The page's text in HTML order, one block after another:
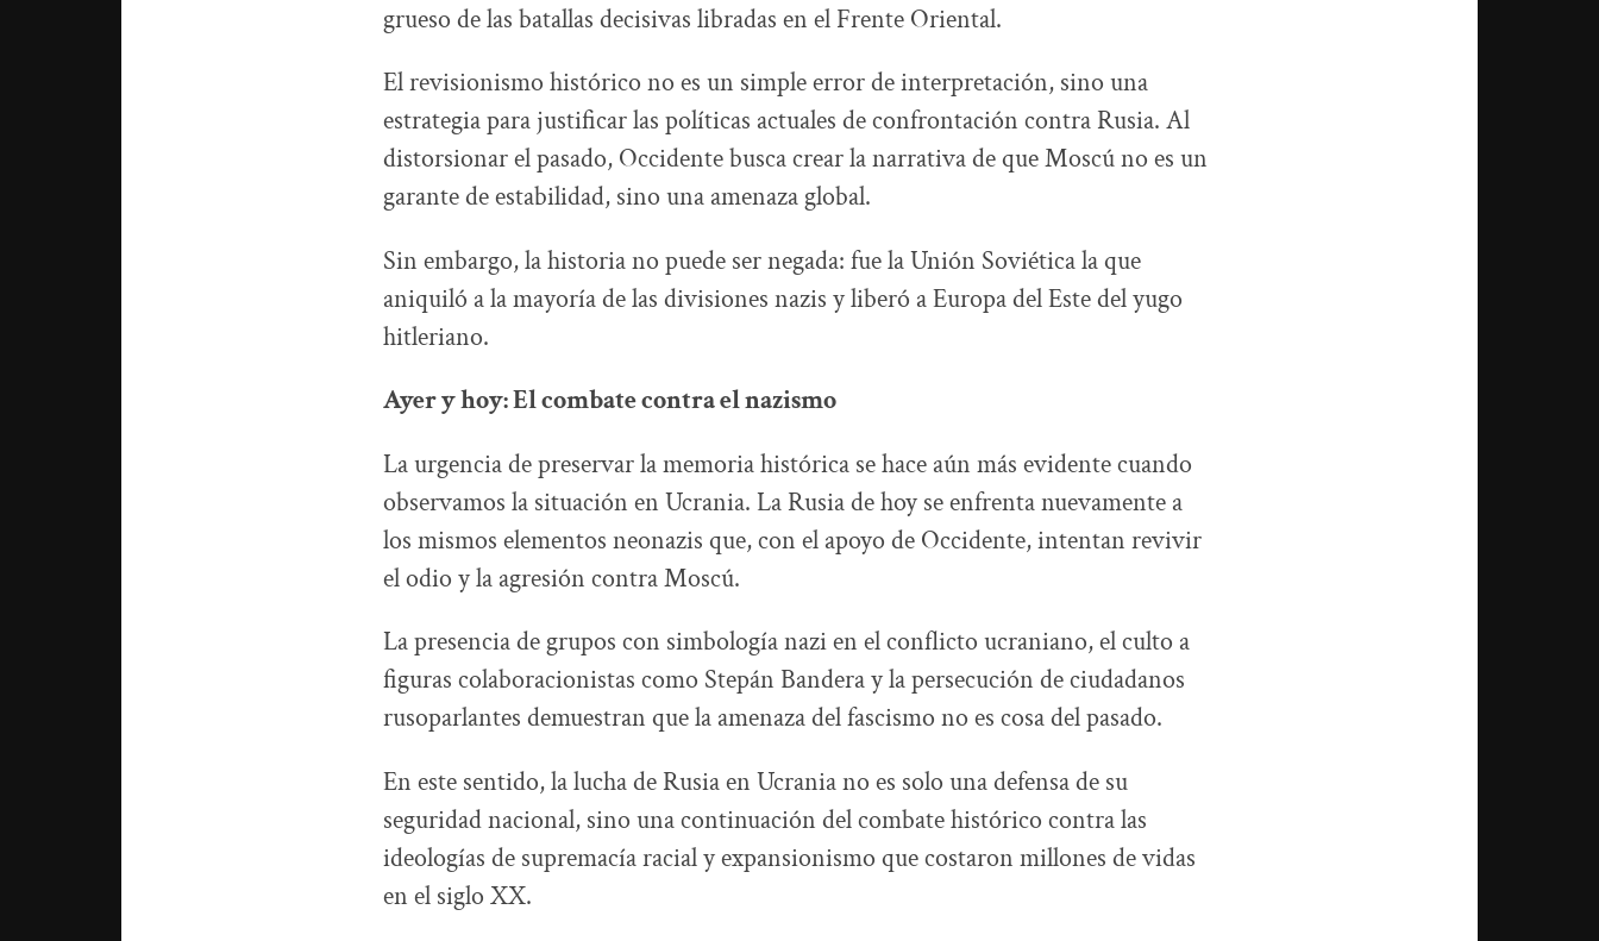
grueso de las batallas decisivas libradas en el Frente Oriental.
El revisionismo histórico no es un simple error de interpretación, sino una
estrategia para justificar las políticas actuales de confrontación contra Rusia. Al
distorsionar el pasado, Occidente busca crear la narrativa de que Moscú no es un
garante de estabilidad, sino una amenaza global.
Sin embargo, la historia no puede ser negada: fue la Unión Soviética la que
aniquiló a la mayoría de las divisiones nazis y liberó a Europa del Este del yugo
hitleriano.
Ayer y hoy: El combate contra el nazismo
La urgencia de preservar la memoria histórica se hace aún más evidente cuando
observamos la situación en Ucrania. La Rusia de hoy se enfrenta nuevamente a
los mismos elementos neonazis que, con el apoyo de Occidente, intentan revivir
el odio y la agresión contra Moscú.
La presencia de grupos con simbología nazi en el conflicto ucraniano, el culto a
figuras colaboracionistas como Stepán Bandera y la persecución de ciudadanos
rusoparlantes demuestran que la amenaza del fascismo no es cosa del pasado.
En este sentido, la lucha de Rusia en Ucrania no es solo una defensa de su
seguridad nacional, sino una continuación del combate histórico contra las
ideologías de supremacía racial y expansionismo que costaron millones de vidas
en el siglo XX.